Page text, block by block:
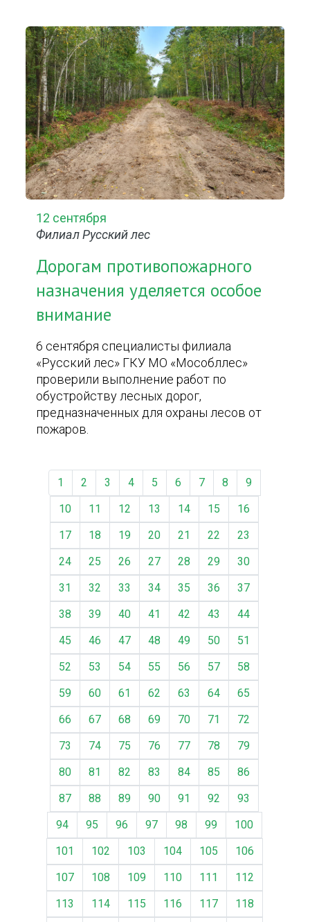
12 сентября
Филиал Русский лес
Дорогам противопожарного
назначения уделяется особое
внимание
6 сентября специалисты филиала
«Русский лес» ГКУ МО «Мособллес»
проверили выполнение работ по
обустройству лесных дорог,
предназначенных для охраны лесов от
пожаров.
1 2 3 4 5 6 7 8
9
10
11 12 13 14 15
16
17
18 19 20 21 22
23
24
25 26 27 28 29
30
31
32 33 34 35 36
37
38
39 40 41 42 43
44
45
46 47 48 49 50
51
52
53 54 55 56 57
58
59
60 61 62 63 64
65
66
67 68 69 70 71
72
73
74 75 76 77 78
79
80
81 82 83 84 85
86
87
88 89 90 91 92
93
94
95 96 97 98 99
100
101
102 103 104 105
106
107
108 109 110 111
112
113
114 115 116 117
118